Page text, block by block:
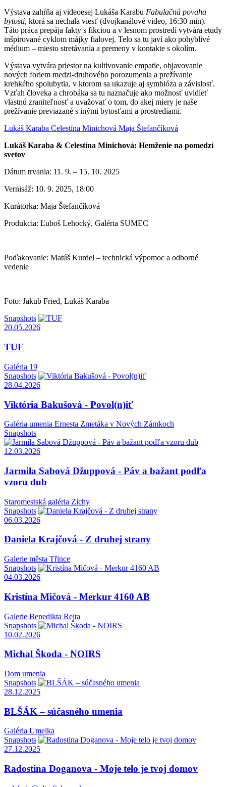
Výstava zahŕňa aj videoesej Lukáša Karabu Fabulačná povaha
bytosti, ktorá sa nechala viesť (dvojkanálové video, 16:30 min).
Táto práca prepája fakty s fikciou a v lesnom prostredí vytvára etudy
inšpirované cyklom májky fialovej. Telo sa tu javí ako pohyblivé
médium – miesto stretávania a premeny v kontakte s okolím.
Výstava vytvára priestor na kultivovanie empatie, objavovanie
nových foriem medzi-druhového porozumenia a prežívanie
krehkého spolubytia, v ktorom sa ukazuje aj symbióza a závislosť.
Vzťah človeka a chrobáka sa tu naznačuje ako možnosť uvidieť
vlastnú zraniteľnosť a uvažovať o tom, do akej miery je naše
prežívanie previazané s inými bytosťami a prostrediami.
Lukáš Karaba Celestína Minichová Maja Štefančíková
Lukáš Karaba & Celestína Minichová: Hemženie na pomedzí
svetov
Dátum trvania: 11. 9. – 15. 10. 2025
Vernisáž: 10. 9. 2025, 18:00
Kurátorka: Maja Štefančíková
Produkcia: Ľuboš Lehocký, Galéria SUMEC
Poďakovanie: Matúš Kurdel – technická výpomoc a odborné
vedenie
Foto: Jakub Fried, Lukáš Karaba
Snapshots
20.05.2026
TUF
Galéria 19
Snapshots
28.04.2026
Viktória Bakušová - Povol(n)iť
Galéria umenia Ernesta Zmetáka v Nových Zámkoch
Snapshots
12.03.2026
Jarmila Sabová Džuppová - Páv a bažant podľa
vzoru dub
Staromestská galéria Zichy
Snapshots
06.03.2026
Daniela Krajčová - Z druhej strany
Galerie města Třince
Snapshots
04.03.2026
Kristína Mičová - Merkur 4160 AB
Galerie Benedikta Rejta
Snapshots
10.02.2026
Michal Škoda - NOIRS
Dom umenia
Snapshots
28.12.2025
BLŠÁK – súčasného umenia
Galéria Umelka
Snapshots
27.12.2025
Radostina Doganova - Moje telo je tvoj domov